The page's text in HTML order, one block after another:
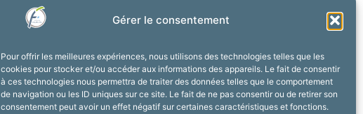
Gérer le consentement
Pour offrir les meilleures expériences, nous utilisons des technologies telles que les
cookies pour stocker et/ou accéder aux informations des appareils. Le fait de consentir
à ces technologies nous permettra de traiter des données telles que le comportement
de navigation ou les ID uniques sur ce site. Le fait de ne pas consentir ou de retirer son
consentement peut avoir un effet négatif sur certaines caractéristiques et fonctions.